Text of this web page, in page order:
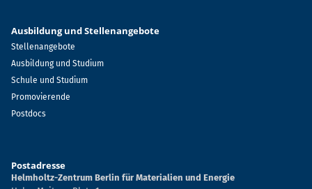
Ausbildung und Stellenangebote
Stellenangebote
Ausbildung und Studium
Schule und Studium
Promovierende
Postdocs
Postadresse
Helmholtz-Zentrum Berlin für Materialien und Energie